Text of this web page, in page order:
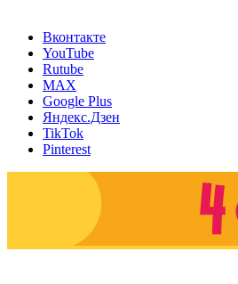
Вконтакте
YouTube
Rutube
MAX
Google Plus
Яндекс.Дзен
TikTok
Pinterest